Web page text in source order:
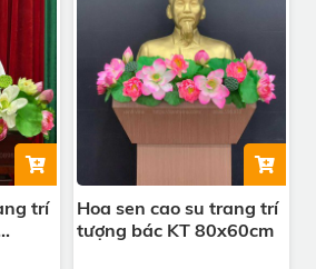
trí
Hoa sen cao su trang trí
tượng bác KT 80x60cm